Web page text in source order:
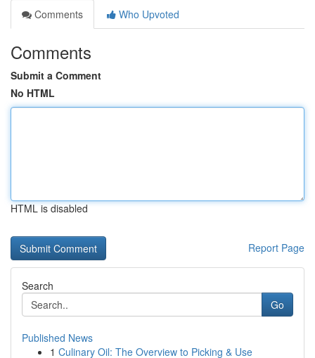
Comments
Who Upvoted
Comments
Submit a Comment
No HTML
HTML is disabled
Report Page
Search
Go
Published News
1 Culinary Oil: The Overview to Picking & Use